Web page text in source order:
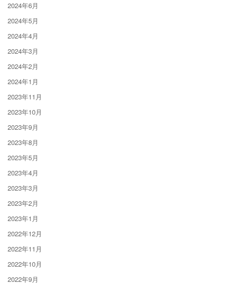
2024年6月
2024年5月
2024年4月
2024年3月
2024年2月
2024年1月
2023年11月
2023年10月
2023年9月
2023年8月
2023年5月
2023年4月
2023年3月
2023年2月
2023年1月
2022年12月
2022年11月
2022年10月
2022年9月